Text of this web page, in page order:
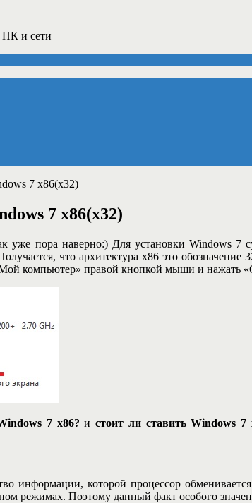
ПК и сети
7 x86(x32)
7 x86(x32)
уже пора наверно:) Для установки Windows 7
что архитектура х86 это
компьютер» правой кнопкой мыши и нажать
7 x86? и стоит ли ставить Windows
информации, которой процессор
режимах. Поэтому данный факт особого